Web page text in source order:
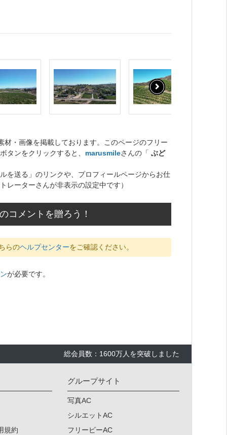
・画像を掲載しております。このページのフリー
タンをクリックすると、 marusmileさんの「 ぶど
を送る」のリンクや、プロフィールページからお仕
レーターさんが非表示の設定中です）
コメントを贈ろう！
らのヘルプセンターをご確認ください。
が必要です。
総会員数：1600万人を突破しました
規約
グループサイト
写真AC
シルエットAC
フリービーAC